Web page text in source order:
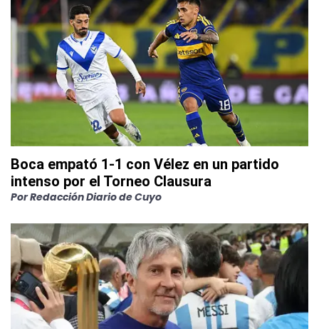
Boca empató 1-1 con Vélez en un partido
intenso por el Torneo Clausura
PorRedacción Diario de Cuyo